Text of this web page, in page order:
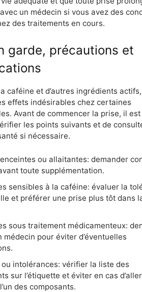
un médecin si vous avez des
des traitements en cours.
garde, précautions et
caféine et d’autres ingrédients
effets indésirables chez certaines
Avant de commencer la prise, il est
les points suivants et de
si nécessaire.
ou allaitantes: demander
toute supplémentation.
sensibles à la caféine: évaluer la
et préférer une prise plus tôt dans
sous traitement médicamenteux:
médecin pour éviter d’éventuelles
intolérances: vérifier la liste des
sur l’étiquette et éviter en cas
des composants.